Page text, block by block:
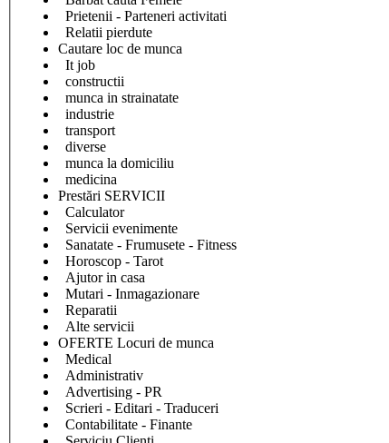
Prietenii - Parteneri activitati
Relatii pierdute
Cautare loc de munca
It job
constructii
munca in strainatate
industrie
transport
diverse
munca la domiciliu
medicina
Prestări SERVICII
Calculator
Servicii evenimente
Sanatate - Frumusete - Fitness
Horoscop - Tarot
Ajutor in casa
Mutari - Inmagazionare
Reparatii
Alte servicii
OFERTE Locuri de munca
Medical
Administrativ
Advertising - PR
Scrieri - Editari - Traduceri
Contabilitate - Finante